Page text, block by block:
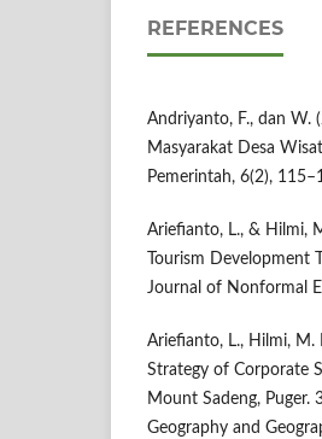
REFERENCES
Andriyanto, F., dan W.
Masyarakat Desa
Pemerintah, 6(2),
Ariefianto, L., & Hilmi,
Tourism Development
Journal of Nonformal
Ariefianto, L., Hilmi, M.
Strategy of Corporate
Mount Sadeng, Puger.
Geography and